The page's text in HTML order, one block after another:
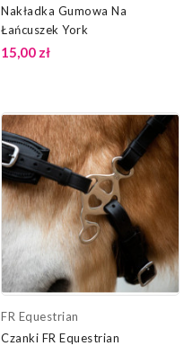
Nakładka Gumowa Na
Łańcuszek York
15,00 zł
FR Equestrian
Czanki FR Equestrian